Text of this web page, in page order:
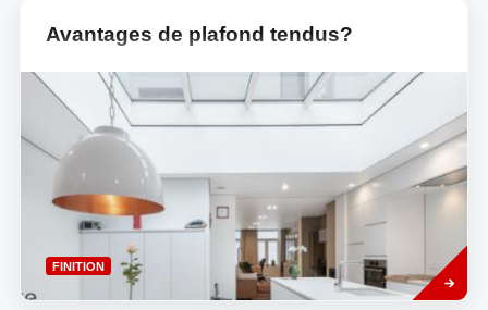
Avantages de plafond tendus?
FINITION
more